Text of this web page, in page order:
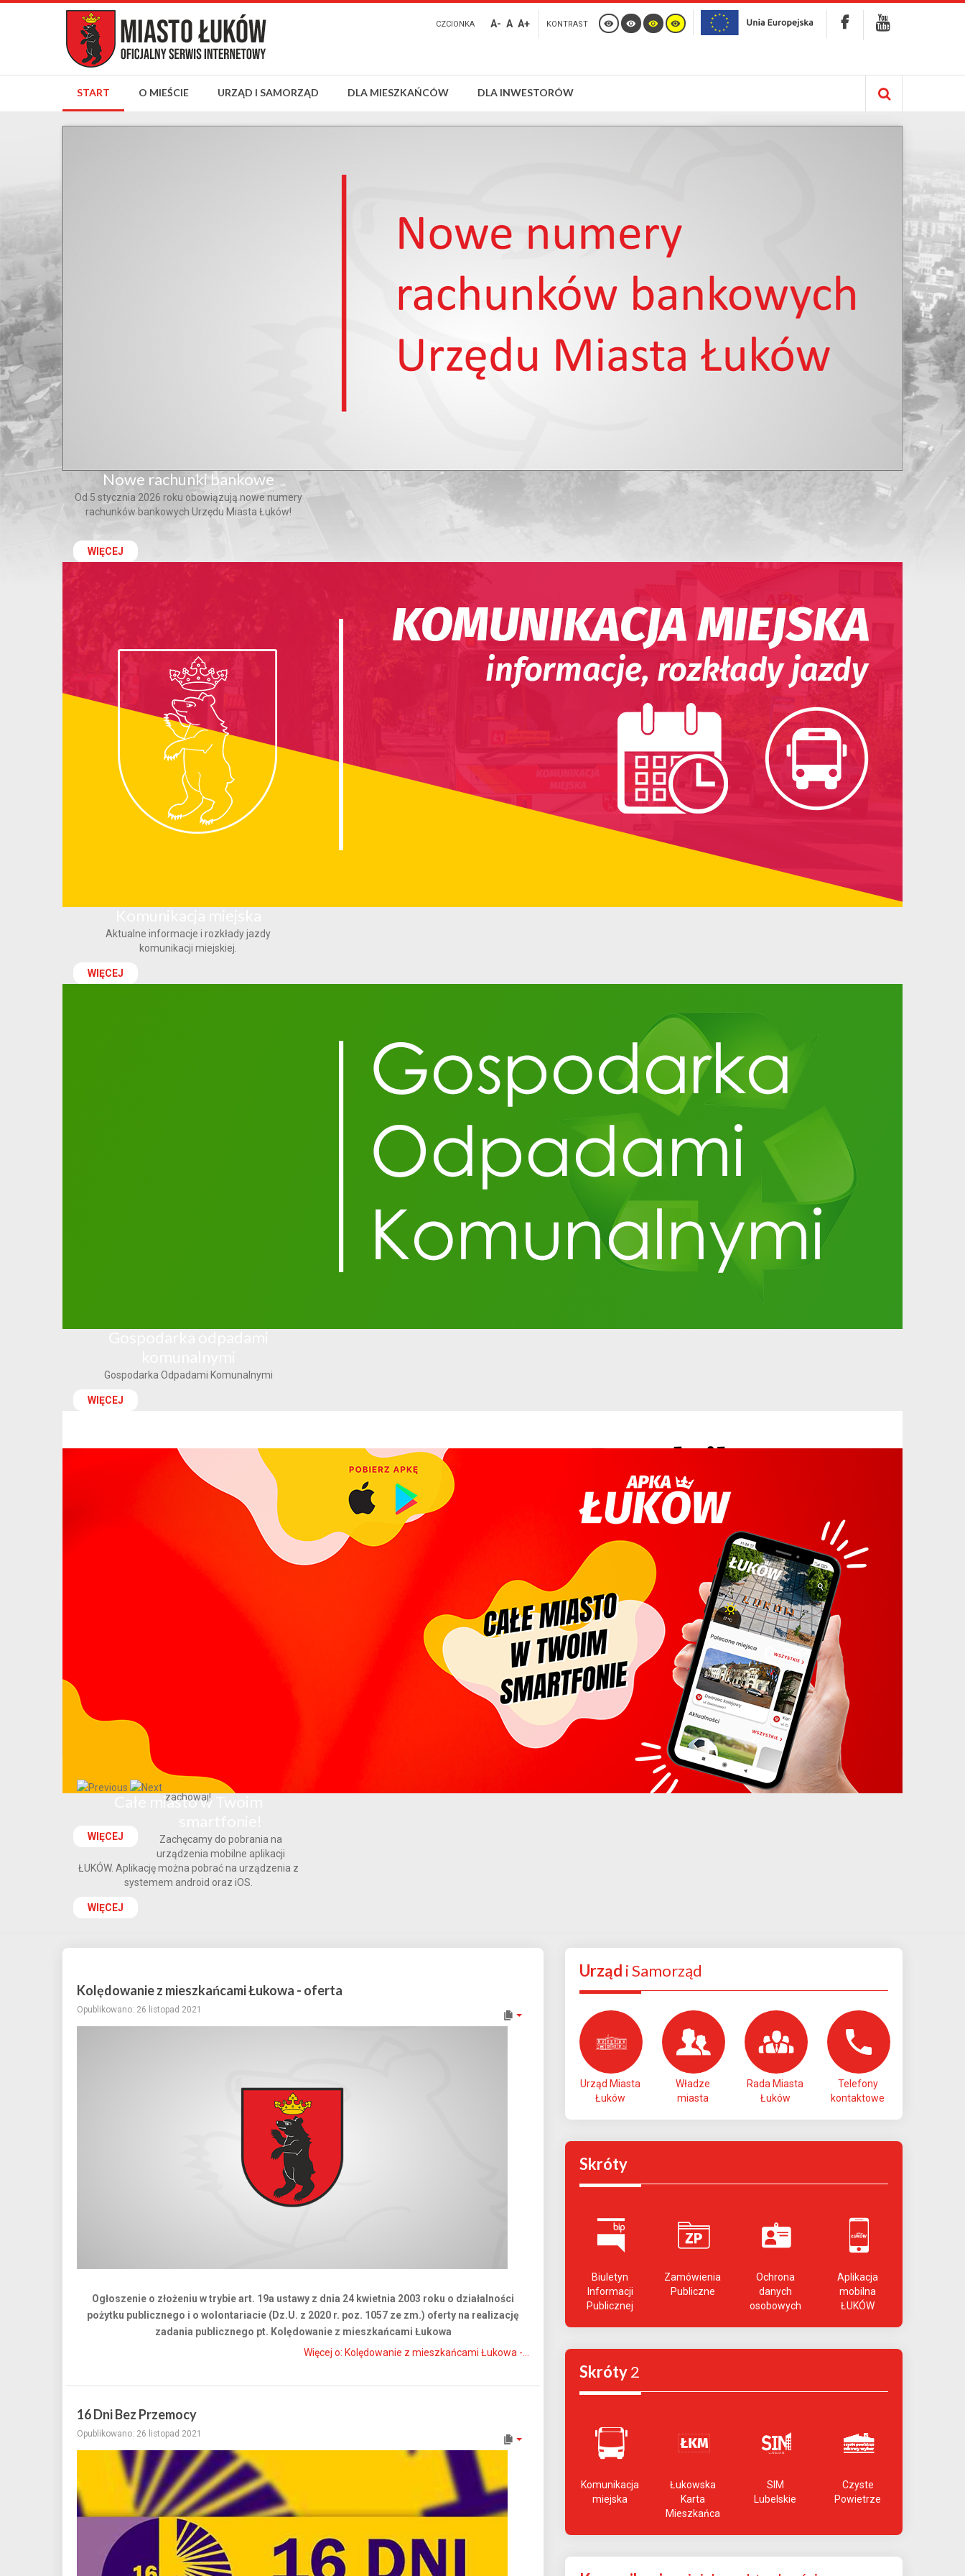
CZCIONKA A- A A+ KONTRAST
START O MIEŚCIE URZĄD I SAMORZĄD DLA MIESZKAŃCÓW DLA INWESTORÓW
Nowe rachunki bankowe
Od 5 stycznia 2026 roku obowiązują nowe numery
rachunków bankowych Urzędu Miasta Łuków!
WIĘCEJ
Aktualne informacje i rozkłady jazdy
komunikacji miejskiej.
WIĘCEJ
Gospodarka Odpadami Komunalnymi
WIĘCEJ
Poradnik bezpieczeństwa
Poradnik bezpieczeństwa - przeczytaj, przećwicz i
zachowaj!
WIĘCEJ
Całe miasto w Twoim
Zachęcamy do pobrania na
urządzenia mobilne aplikacji
ŁUKÓW. Aplikację można pobrać na urządzenia z
systemem android oraz iOS.
WIĘCEJ
Pn Wt Śr Cz Pt So
1
2
8
13
21 22 23
26
27 28 29 30
Kolędowanie z mieszkańcami Łukowa - oferta
Opublikowano: 26 listopad 2021
Ogłoszenie o złożeniu w trybie art. 19a ustawy z dnia 24 kwietnia 2003 roku o działalności
pożytku publicznego i o wolontariacie (Dz.U. z 2020 r. poz. 1057 ze zm.) oferty na realizację
zadania publicznego pt. Kolędowanie z mieszkańcami Łukowa
Więcej o: Kolędowanie z mieszkańcami Łukowa -...
16 Dni Bez Przemocy
Opublikowano: 26 listopad 2021
Urząd i Samorząd
Urząd Miasta
Łuków
Władze
miasta
Rada Miasta
Łuków
Telefony
kontaktowe
Skróty
Biuletyn
Informacji
Publicznej
Zamówienia
Publiczne
Ochrona
danych
osobowych
Aplikacja
mobilna
ŁUKÓW
Skróty2
Komunikacja
miejska
Łukowska
Karta
Mieszkańca
SIM
Lubelskie
Czyste
Powietrze